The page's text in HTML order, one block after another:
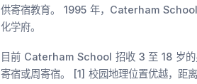
供寄宿教育。 1995 年，Caterham School
化学府。
目前 Caterham School 招收 3 至 18 岁的
寄宿或周寄宿。 [1] 校园地理位置优越，距